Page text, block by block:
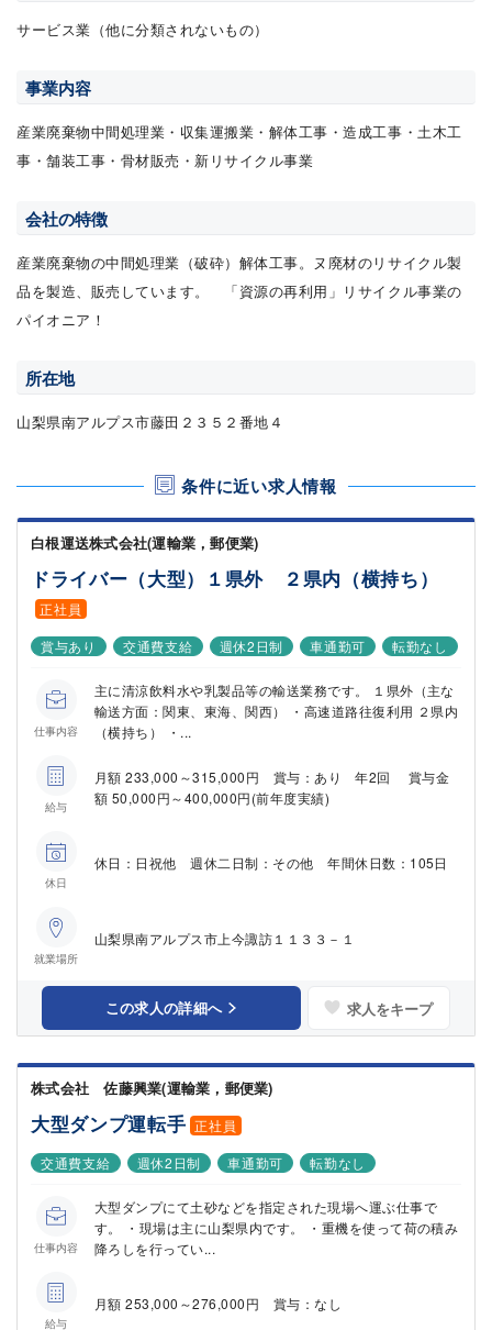
サービス業（他に分類されないもの）
事業内容
産業廃棄物中間処理業・収集運搬業・解体工事・造成工事・土木工
事・舗装工事・骨材販売・新リサイクル事業
会社の特徴
産業廃棄物の中間処理業（破砕）解体工事。ヌ廃材のリサイクル製
品を製造、販売しています。 「資源の再利用」リサイクル事業の
パイオニア！
所在地
山梨県南アルプス市藤田２３５２番地４
条件に近い求人情報
白根運送株式会社(運輸業，郵便業)
ドライバー（大型）１県外 ２県内（横持ち）
正社員
賞与あり
交通費支給 週休2日制 車通勤可 転勤なし
仕事内容
主に清涼飲料水や乳製品等の輸送業務です。 １県外（主な
輸送方面：関東、東海、関西） ・高速道路往復利用 ２県内
（横持ち） ・...
給与
月額 233,000～315,000円 賞与：あり 年2回 賞与金
額 50,000円～400,000円(前年度実績)
休日
休日：日祝他 週休二日制：その他 年間休日数：105日
就業場所
山梨県南アルプス市上今諏訪１１３３－１
この求人の詳細へ 求人をキープ
株式会社 佐藤興業(運輸業，郵便業)
大型ダンプ運転手 正社員
交通費支給
週休2日制 車通勤可 転勤なし
仕事内容
大型ダンプにて土砂などを指定された現場へ運ぶ仕事で
す。 ・現場は主に山梨県内です。 ・重機を使って荷の積み
降ろしを行ってい...
給与
月額 253,000～276,000円 賞与：なし